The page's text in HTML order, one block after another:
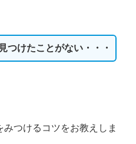
つけたことがない・・・
つけるコツをお教えしま